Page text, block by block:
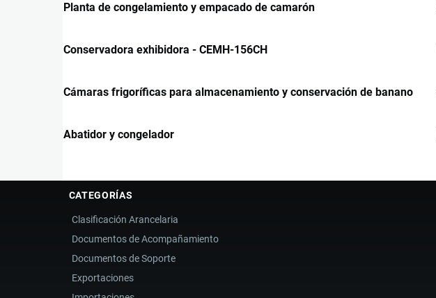
Planta de congelamiento y empacado de camarón
Conservadora exhibidora - CEMH-156CH
Cámaras frigoríficas para almacenamiento y conservación de banano
Abatidor y congelador
CATEGORÍAS
Clasificación Arancelaria
Documentos de Acompañamiento
Documentos de Soporte
Exportaciones